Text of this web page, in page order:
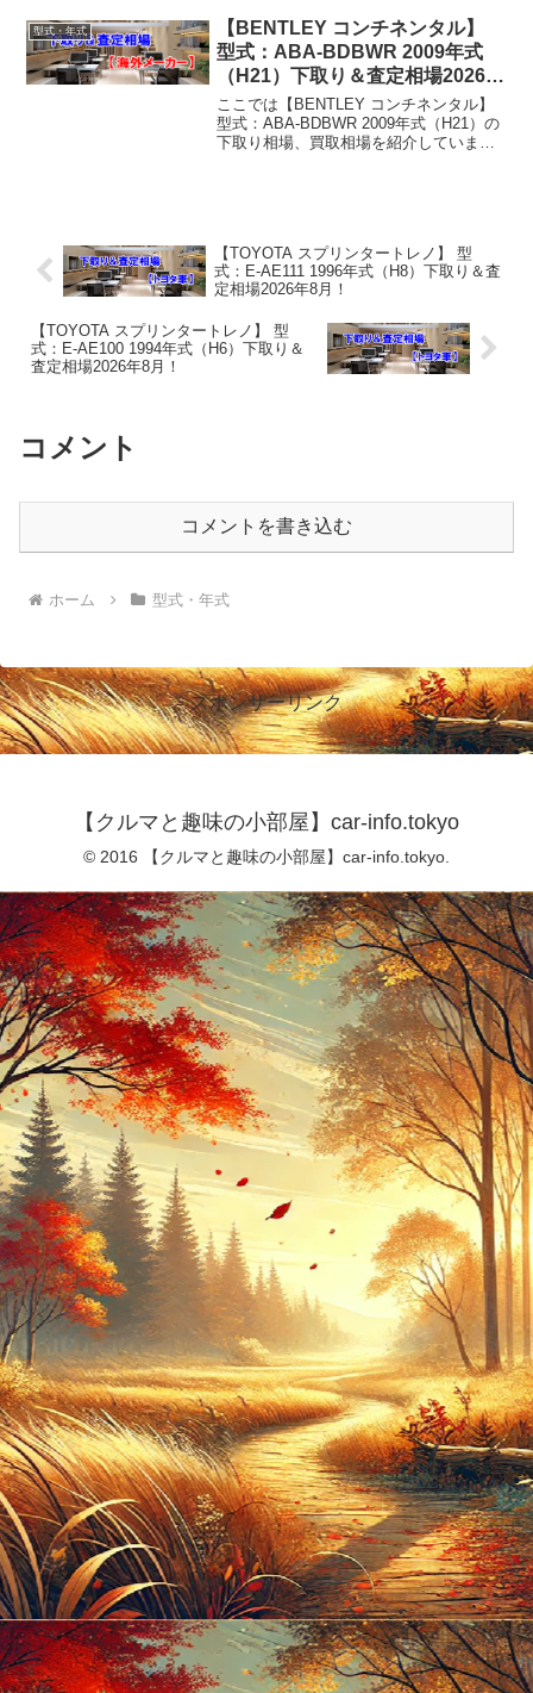
場：マイナス1万円～2...
型式・年式
【BENTLEY コンチネンタル】
型式：ABA-BDBWR 2009年式
（H21）下取り＆査定相場2026年
8月！
ここでは【BENTLEY コンチネンタル】
型式：ABA-BDBWR 2009年式（H21）の
下取り相場、買取相場を紹介していま
【TOYOTA スプリンタートレノ】 型
式：E-AE111 1996年式（H8）下取り＆査
定相場2026年8月！
【TOYOTA スプリンタートレノ】 型
式：E-AE100 1994年式（H6）下取り＆
査定相場2026年8月！
コメント
コメントを書き込む
ホーム 型式・年式
スポンサーリンク
【クルマと趣味の小部屋】car-info.tokyo
© 2016 【クルマと趣味の小部屋】car-info.tokyo.